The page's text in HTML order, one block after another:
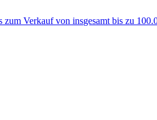
Verkauf von insgesamt bis zu